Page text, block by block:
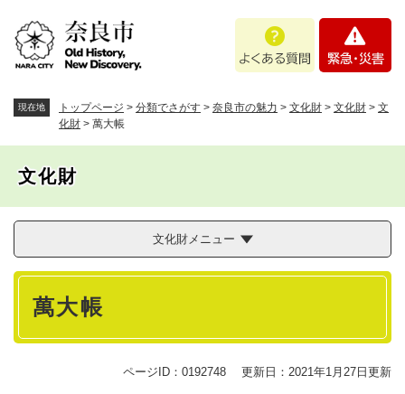
あ
問
・
現在地 トップページ > 分類でさがす > 奈良市の魅力 > 文化財 > 文化財 > 文
化財 > 萬大帳
文化財
文化財メニュー
本
萬大帳
ページID：0192748 更新日：2021年1月27日更新